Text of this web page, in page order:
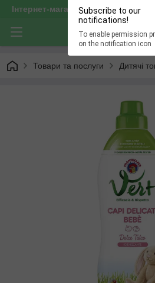
Subscribe to our
notifications!
To enable permission
on the notification icon
Інтернет-магазин "optservis"
Товари та послуги Дитячі